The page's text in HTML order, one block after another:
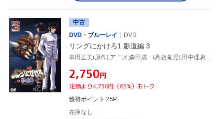
中古
DVD・ブルーレイ
DVD
リングにかけろ1 影道編 3
車田正美(原作),アニメ,森田成一(高嶺竜児),田中理恵(高嶺菊),荒木伸吾(キャラクターデザイン),姫野美智(キャラクターデザイン),井上栄作(キャラクターデザイン、総作画監督),上田益(音楽)
¥2,750円
定価より4,730円（63%）おトク
獲得ポイント 25P
在庫なし